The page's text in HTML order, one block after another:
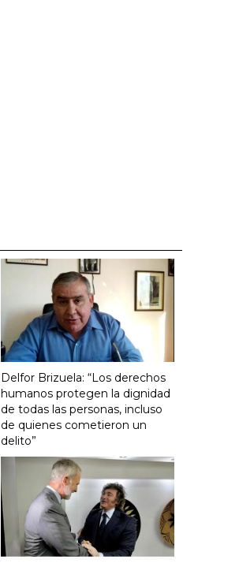
Delfor Brizuela: “Los derechos
humanos protegen la dignidad
de todas las personas, incluso
de quienes cometieron un
delito”